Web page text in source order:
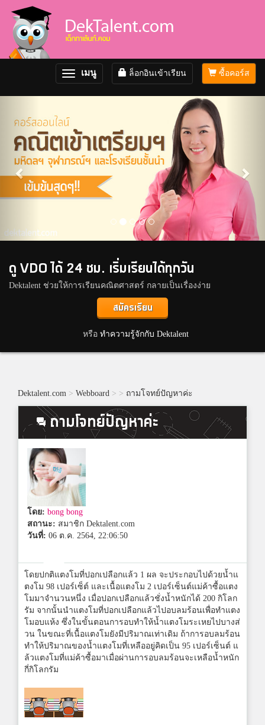
ซื้อคอร์ส
ล็อกอินเข้าเรียน
Toggle
navigation
เมนู
ดู VDO ได้ 24 ชม. เริ่มเรียนได้ทุกวัน
Dektalent ช่วยให้การเรียนคณิตศาสตร์ กลายเป็นเรื่องง่าย
สมัครเรียน
หรือ ทำความรู้จักกับ Dektalent
Dektalent.com > Webboard > > ถามโจทย์ปัญหาค่ะ
ถามโจทย์ปัญหาค่ะ
โดย: bong bong
สถานะ: สมาชิก Dektalent.com
วันที่: 06 ต.ค. 2564, 22:06:50
โดยปกติแตงโมที่ปอกเปลือกแล้ว 1 ผล จะประกอบไปด้วยน้ำแ
ตงโม 98 เปอร์เซ็ต์ และเนื้อแตงโม 2 เปอร์เซ็นต์แม่ค้าซื้อแตง
โมมาจำนวนหนึ่ง เมื่อปอกเปลือกแล้วชั่งน้ำหนักได้ 200 กิโลก
รัม จากนั้นนำแตงโมที่ปอกเปลือกแล้วไปอบลมร้อนเพื่อทำแตง
โมอบแห้ง ซึ่งในขั้นตอนการอบทำให้น้ำแตงโมระเหยไปบางส่
วน ในขณะที่เนื้อแตงโมยังมีปริมาณเท่าเดิม ถ้าการอบลมร้อน
ทำให้ปริมาณของน้ำแตงโมที่เหลืออยู่คิดเป็น 95 เปอร์เซ็นต์ แ
ล้วแตงโมที่แม่ค้าซื้อมาเมื่อผ่านการอบลมร้อนจะเหลือน้ำหนัก
กี่กิโลกรัม